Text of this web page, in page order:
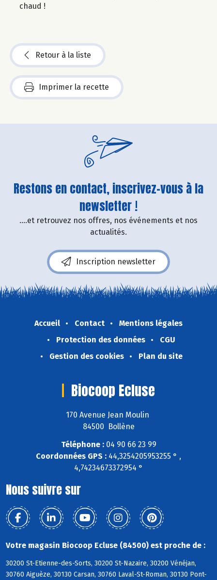
chaud !
Retour à la liste
Imprimer la recette
Restons en contact, inscrivez-vous à la
newsletter !
....et retrouvez nos offres, nos événements et nos
actualités.
Inscription newsletter
Accueil Contact
Mentions légales
Protection des données
CGU
Gestion des cookies
Plan du site
Biocoop Ecluse
170 Avenue Jean Moulin
84500 Bollène
Téléphone :04 90 66 23 99
Coordonnées GPS : 44,3254205953255 ° ,
4,74234673372954 °
Nous suivre sur
Votre magasin Biocoop Ecluse (84500) est proche de :
30200 St-Etienne-des-Sorts, 30200 St-Nazaire, 30200 Vénéjan,
30760 Aiguèze, 30130 Carsan, 30760 Laval-St-Roman, 30130 Pont-